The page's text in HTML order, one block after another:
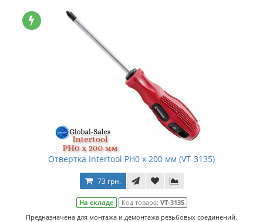
Отвертка Intertool PH0 х 200 мм (VT-3135)
73 грн.
На складе Код товара: VT-3135
Предназначена для монтажа и демонтажа резьбовых соединений.